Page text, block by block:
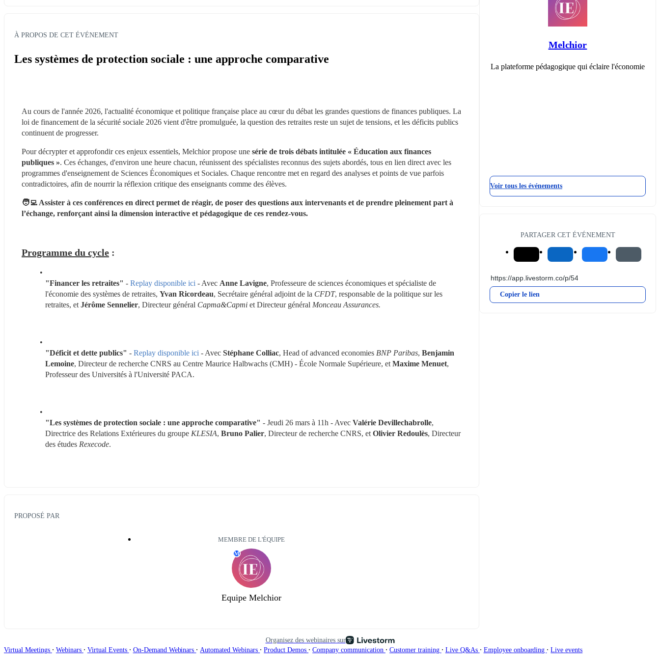
À PROPOS DE CET ÉVÉNEMENT
Les systèmes de protection sociale : une approche comparative
Au cours de l'année 2026, l'actualité économique et politique française place au cœur du débat les grandes questions de finances publiques. La
loi de financement de la sécurité sociale 2026 vient d'être promulguée, la question des retraites reste un sujet de tensions, et les déficits publics
continuent de progresser.
Pour décrypter et approfondir ces enjeux essentiels, Melchior propose une série de trois débats intitulée « Éducation aux finances
publiques ». Ces échanges, d'environ une heure chacun, réunissent des spécialistes reconnus des sujets abordés, tous en lien direct avec les
programmes d'enseignement de Sciences Économiques et Sociales. Chaque rencontre met en regard des analyses et points de vue parfois
contradictoires, afin de nourrir la réflexion critique des enseignants comme des élèves.
🧑‍💻 Assister à ces conférences en direct permet de réagir, de poser des questions aux intervenants et de prendre pleinement part à
l’échange, renforçant ainsi la dimension interactive et pédagogique de ces rendez-vous.
Programme du cycle :
"Financer les retraites" - Replay disponible ici - Avec Anne Lavigne, Professeure de sciences économiques et spécialiste de
l'économie des systèmes de retraites, Yvan Ricordeau, Secrétaire général adjoint de la CFDT, responsable de la politique sur les
retraites, et Jérôme Sennelier, Directeur général Capma&Capmi et Directeur général Monceau Assurances.
"Déficit et dette publics" - Replay disponible ici - Avec Stéphane Colliac, Head of advanced economies BNP Paribas, Benjamin
Lemoine, Directeur de recherche CNRS au Centre Maurice Halbwachs (CMH) - École Normale Supérieure, et Maxime Menuet,
Professeur des Universités à l'Université PACA.
"Les systèmes de protection sociale : une approche comparative" - Jeudi 26 mars à 11h - Avec Valérie Devillechabrolle,
Directrice des Relations Extérieures du groupe KLESIA, Bruno Palier, Directeur de recherche CNRS, et Olivier Redoulès, Directeur
des études Rexecode.
PROPOSÉ PAR
MEMBRE DE L'ÉQUIPE
M
Equipe Melchior
Melchior
La plateforme pédagogique qui éclaire l'économie
Voir tous les événements
PARTAGER CET ÉVÉNEMENT
Copier le lien
Organisez des webinaires sur
Virtual Meetings ∙ Webinars ∙ Virtual Events ∙ On-Demand Webinars ∙ Automated Webinars ∙ Product Demos ∙ Company communication ∙ Customer training ∙ Live Q&As ∙ Employee onboarding ∙ Live events